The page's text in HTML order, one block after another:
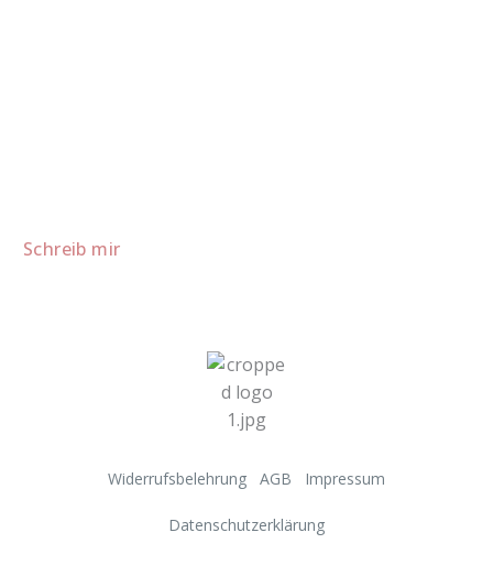
Schreib mir
Widerrufsbelehrung AGB Impressum
Datenschutzerklärung